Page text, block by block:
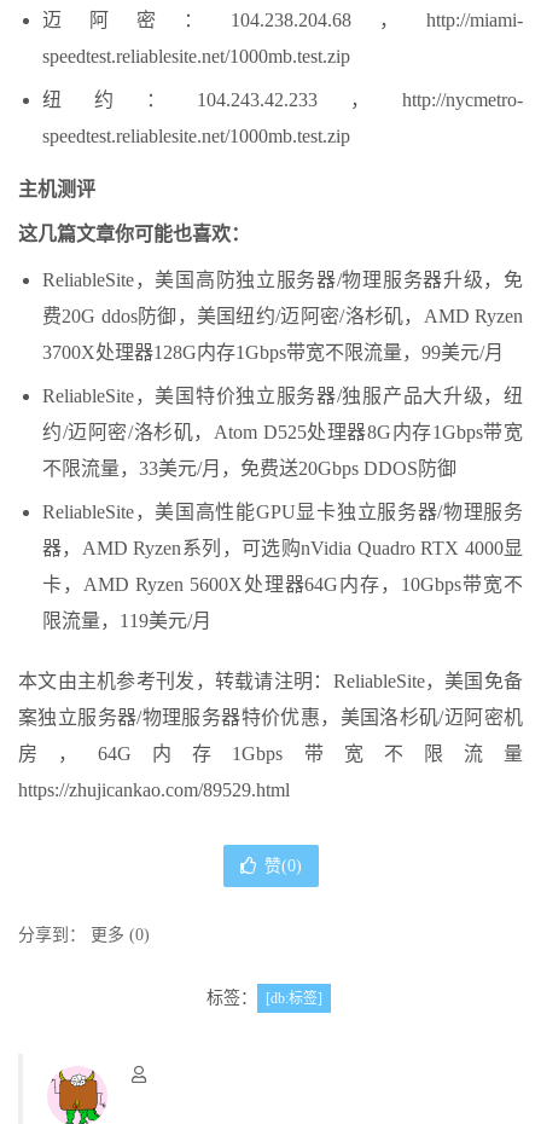
迈阿密：104.238.204.68，http://miami-
speedtest.reliablesite.net/1000mb.test.zip
纽约：104.243.42.233，http://nycmetro-
speedtest.reliablesite.net/1000mb.test.zip
主机测评
这几篇文章你可能也喜欢：
ReliableSite，美国高防独立服务器/物理服务器升级，免
费20G ddos防御，美国纽约/迈阿密/洛杉矶，AMD Ryzen
3700X处理器128G内存1Gbps带宽不限流量，99美元/月
ReliableSite，美国特价独立服务器/独服产品大升级，纽
约/迈阿密/洛杉矶，Atom D525处理器8G内存1Gbps带宽
不限流量，33美元/月，免费送20Gbps DDOS防御
ReliableSite，美国高性能GPU显卡独立服务器/物理服务
器，AMD Ryzen系列，可选购nVidia Quadro RTX 4000显
卡，AMD Ryzen 5600X处理器64G内存，10Gbps带宽不
限流量，119美元/月
本文由主机参考刊发，转载请注明：ReliableSite，美国免备
案独立服务器/物理服务器特价优惠，美国洛杉矶/迈阿密机
房，64G内存1Gbps带宽不限流量
https://zhujicankao.com/89529.html
赞(0)
分享到： 更多 (0)
标签： [db:标签]